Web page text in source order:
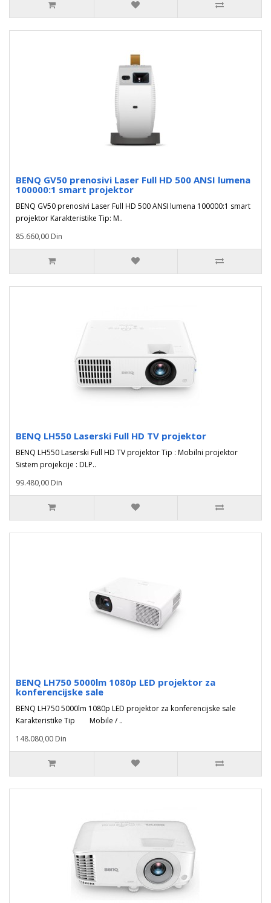
BENQ GV50 prenosivi Laser Full HD 500 ANSI lumena
100000:1 smart projektor
BENQ GV50 prenosivi Laser Full HD 500 ANSI lumena 100000:1 smart
projektor Karakteristike Tip: M..
85.660,00 Din
BENQ LH550 Laserski Full HD TV projektor
BENQ LH550 Laserski Full HD TV projektor Tip : Mobilni projektor
Sistem projekcije : DLP..
99.480,00 Din
BENQ LH750 5000lm 1080p LED projektor za
konferencijske sale
BENQ LH750 5000lm 1080p LED projektor za konferencijske sale
Karakteristike Tip Mobile / ..
148.080,00 Din